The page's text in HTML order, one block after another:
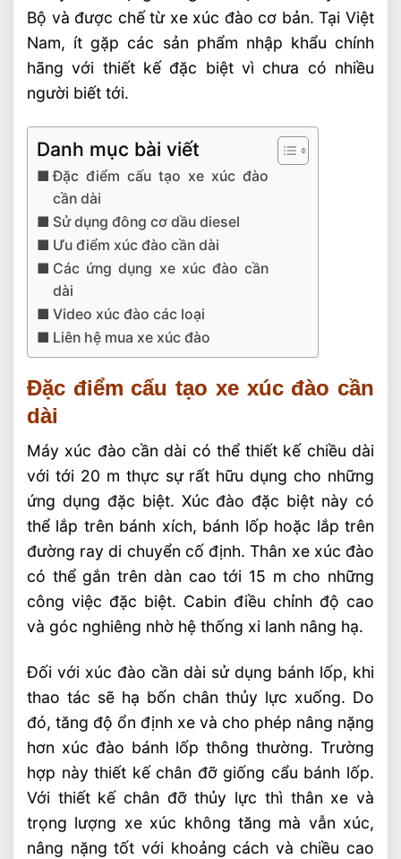
Bộ và được chế từ xe xúc đào cơ bản. Tại Việt
Nam, ít gặp các sản phẩm nhập khẩu chính
hãng với thiết kế đặc biệt vì chưa có nhiều
người biết tới.
Danh mục bài viết
Đặc điểm cấu tạo xe xúc đào
cần dài
Sử dụng đông cơ dầu diesel
Ưu điểm xúc đào cần dài
Các ứng dụng xe xúc đào cần
dài
Video xúc đào các loại
Liên hệ mua xe xúc đào
Đặc điểm cấu tạo xe xúc đào cần
dài
Máy xúc đào cần dài có thể thiết kế chiều dài
với tới 20 m thực sự rất hữu dụng cho những
ứng dụng đặc biệt. Xúc đào đặc biệt này có
thể lắp trên bánh xích, bánh lốp hoặc lắp trên
đường ray di chuyển cố định. Thân xe xúc đào
có thể gắn trên dàn cao tới 15 m cho những
công việc đặc biệt. Cabin điều chỉnh độ cao
và góc nghiêng nhờ hệ thống xi lanh nâng hạ.
Đối với xúc đào cần dài sử dụng bánh lốp, khi
thao tác sẽ hạ bốn chân thủy lực xuống. Do
đó, tăng độ ổn định xe và cho phép nâng nặng
hơn xúc đào bánh lốp thông thường. Trường
hợp này thiết kế chân đỡ giống cẩu bánh lốp.
Với thiết kế chân đỡ thủy lực thì thân xe và
trọng lượng xe xúc không tăng mà vẫn xúc,
nâng nặng tốt với khoảng cách và chiều cao